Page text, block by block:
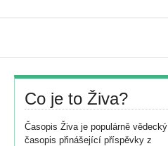
Co je to Živa?
Časopis Živa je populárně vědecký
časopis přinášející příspěvky z